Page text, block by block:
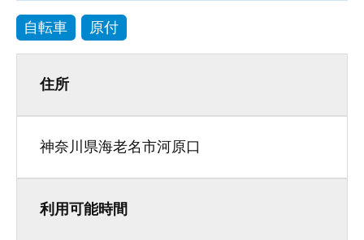
自転車 原付
住所
神奈川県海老名市河原口
利用可能時間